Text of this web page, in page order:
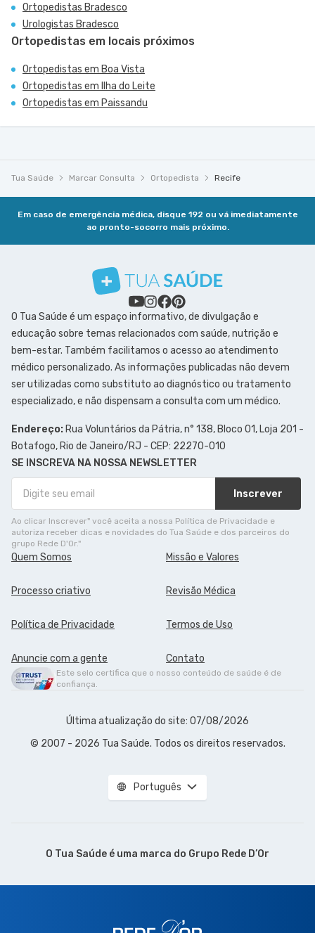
Ortopedistas Bradesco
Urologistas Bradesco
Ortopedistas em locais próximos
Ortopedistas em Boa Vista
Ortopedistas em Ilha do Leite
Ortopedistas em Paissandu
Tua Saúde Marcar Consulta Ortopedista Recife
Em caso de emergência médica, disque 192 ou vá imediatamente
ao pronto-socorro mais próximo.
O Tua Saúde é um espaço informativo, de divulgação e
educação sobre temas relacionados com saúde, nutrição e
bem-estar. Também facilitamos o acesso ao atendimento
médico personalizado. As informações publicadas não devem
ser utilizadas como substituto ao diagnóstico ou tratamento
especializado, e não dispensam a consulta com um médico.
Endereço: Rua Voluntários da Pátria, n° 138, Bloco 01, Loja 201 -
Botafogo, Rio de Janeiro/RJ - CEP: 22270-010
SE INSCREVA NA NOSSA NEWSLETTER
Inscrever
Ao clicar Inscrever" você aceita a nossa Política de Privacidade e
autoriza receber dicas e novidades do Tua Saúde e dos parceiros do
grupo Rede D'Or."
Quem Somos Missão e Valores
Processo criativo Revisão Médica
Política de Privacidade Termos de Uso
Anuncie com a gente Contato
Este selo certifica que o nosso conteúdo de saúde é de
confiança.
Última atualização do site: 07/08/2026
© 2007 - 2026 Tua Saúde. Todos os direitos reservados.
Português
O Tua Saúde é uma marca do Grupo Rede D’Or